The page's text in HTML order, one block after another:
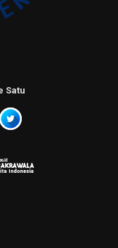
Satu